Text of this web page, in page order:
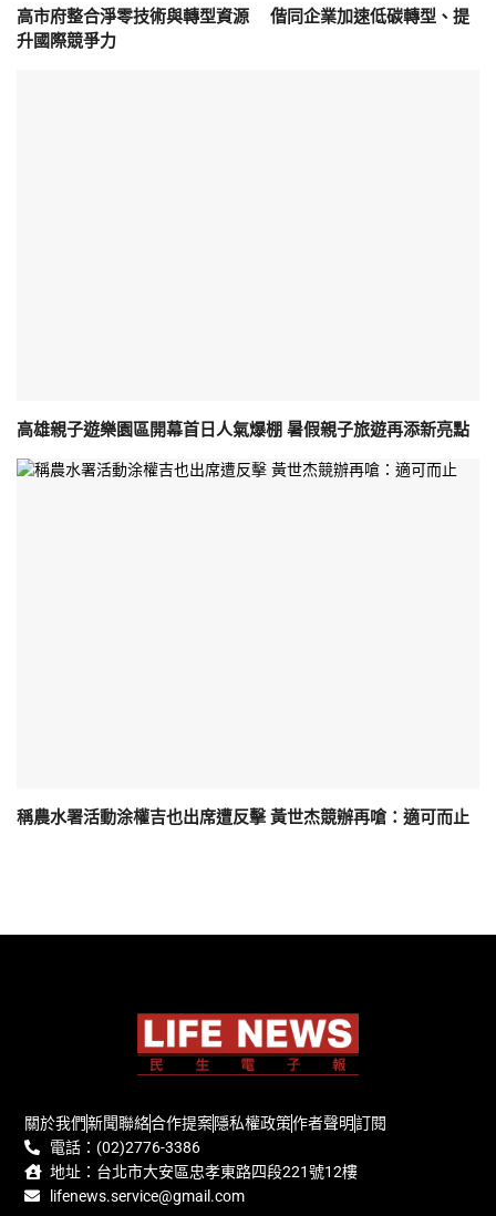
高市府整合淨零技術與轉型資源 偕同企業加速低碳轉型、提
升國際競爭力
高雄親子遊樂園區開幕首日人氣爆棚 暑假親子旅遊再添新亮點
稱農水署活動涂權吉也出席遭反擊 黃世杰競辦再嗆：適可而止
關於我們新聞聯絡合作提案隱私權政策作者聲明訂閱
電話：(02)2776-3386
地址：台北市大安區忠孝東路四段221號12樓
lifenews.service@gmail.com